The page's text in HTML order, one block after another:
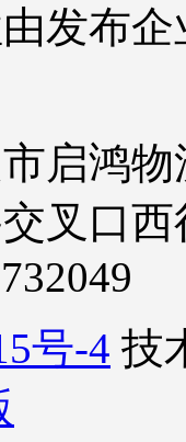
发布
启鸿
叉口
号-4 技